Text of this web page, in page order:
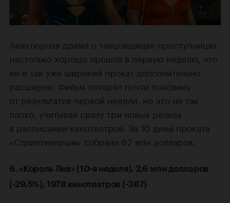
Авантюрная драма о танцовщицах-преступницах
настолько хорошо прошла в первую неделю, что
ее и так уже широкий прокат дополнительно
расширен. Фильм потерял почти половину
от результатов первой недели, но это не так
плохо, учитывая сразу три новых релиза
в расписании кинотеатров. За 10 дней проката
«Стриптизерши» собрали 62 млн долларов.
6. «Король Лев» (10-я неделя), 2,6 млн долларов
(-29,5%), 1978 кинотеатров (-387)